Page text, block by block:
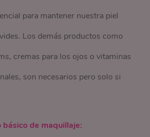
para mantener nuestra piel
Los demás productos como
cremas para los ojos o vitaminas
son necesarios pero solo si
de maquillaje: